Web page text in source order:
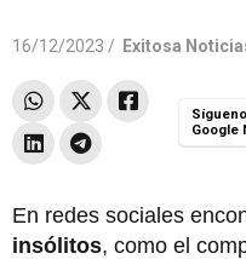
16/12/2023 / Exitosa
Google
En redes sociales
insólitos, como el